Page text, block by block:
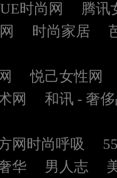
时尚网
腾讯
时尚家居
悦己女性网
网
和讯 - 奢
网时尚呼吸
华 男人志